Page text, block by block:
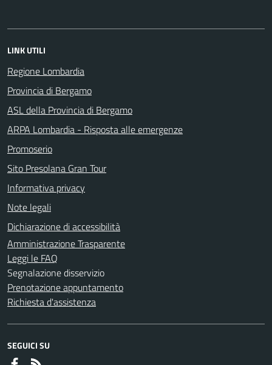
LINK UTILI
Regione Lombardia
Provincia di Bergamo
ASL della Provincia di Bergamo
ARPA Lombardia - Risposta alle emergenze
Promoserio
Sito Presolana Gran Tour
Informativa privacy
Note legali
Dichiarazione di accessibilità
Amministrazione Trasparente
Leggi le FAQ
Segnalazione disservizio
Prenotazione appuntamento
Richiesta d'assistenza
SEGUICI SU